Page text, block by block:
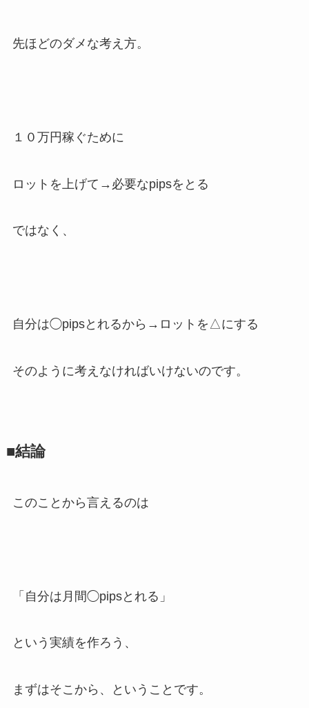
先ほどのダメな考え方。
１０万円稼ぐために
ロットを上げて→必要なpipsをとる
ではなく、
自分は◯pipsとれるから→ロットを△にする
そのように考えなければいけないのです。
■結論
このことから言えるのは
「自分は月間◯pipsとれる」
という実績を作ろう、
まずはそこから、ということです。